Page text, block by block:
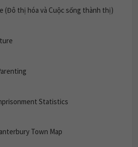
(Đô thị hóa và Cuộc sống thành thị)
Statistics
Town Map